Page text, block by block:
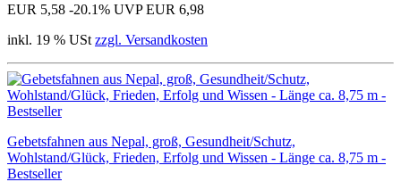
EUR 5,58 -20.1% UVP EUR 6,98
inkl. 19 % USt zzgl. Versandkosten
Gebetsfahnen aus Nepal, groß, Gesundheit/Schutz,
Wohlstand/Glück, Frieden, Erfolg und Wissen - Länge ca. 8,75 m -
Bestseller